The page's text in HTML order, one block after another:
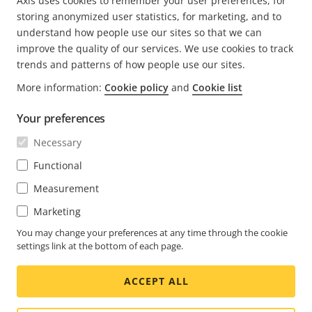
MEHR BEITRÄGE LESEN VON AUSRA
Kontaktieren Sie uns
Experience Center
NEWS & STORYS
Life at Axis
Engineering at Axis
ABONNIEREN
Newsletter abonnieren
Abonnieren Sie die E-Mails mit
Sicherheitsbenachrichtigungen von Axis
SWITZERLAND / DEUTSCH NEWSROOM
Social
Media
Facebook
Linkedin
Youtube
X
(Twitter)
Instagram
storing anonymized user statistics, for marketing, and to
understand how people use our sites so that we can
improve the quality of our services. We use cookies to track
trends and patterns of how people use our sites.
More information: Cookie policy and Cookie list
Your preferences
Necessary
Functional
Measurement
Marketing
You may change your preferences at any time through the cookie
settings link at the bottom of each page.
ACCEPT ALL